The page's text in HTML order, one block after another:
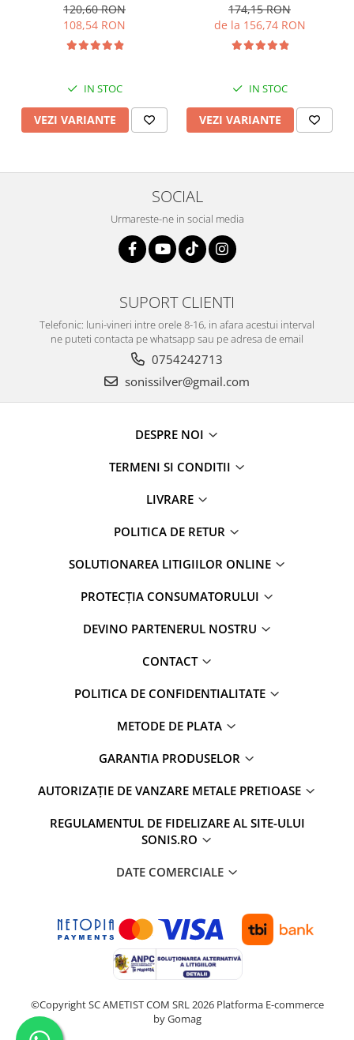
120,60 RON
108,54 RON
IN STOC
VEZI VARIANTE
174,15 RON
de la 156,74 RON
IN STOC
VEZI VARIANTE
SOCIAL
Urmareste-ne in social media
SUPORT CLIENTI
Telefonic: luni-vineri intre orele 8-16, in afara acestui interval
ne puteti contacta pe whatsapp sau pe adresa de email
0754242713
sonissilver@gmail.com
DESPRE NOI
TERMENI SI CONDITII
LIVRARE
POLITICA DE RETUR
SOLUTIONAREA LITIGIILOR ONLINE
PROTECȚIA CONSUMATORULUI
DEVINO PARTENERUL NOSTRU
CONTACT
POLITICA DE CONFIDENTIALITATE
METODE DE PLATA
GARANTIA PRODUSELOR
AUTORIZAȚIE DE VANZARE METALE PRETIOASE
REGULAMENTUL DE FIDELIZARE AL SITE-ULUI
SONIS.RO
DATE COMERCIALE
©Copyright SC AMETIST COM SRL 2026 Platforma E-commerce
by Gomag